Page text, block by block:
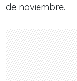
de noviembre.